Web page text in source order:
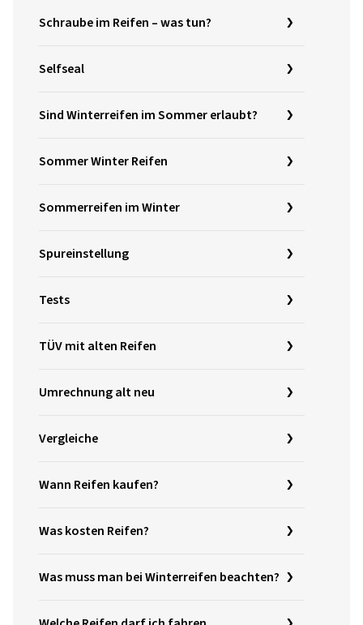
Schraube im Reifen – was tun?
Selfseal
Sind Winterreifen im Sommer erlaubt?
Sommer Winter Reifen
Sommerreifen im Winter
Spureinstellung
Tests
TÜV mit alten Reifen
Umrechnung alt neu
Vergleiche
Wann Reifen kaufen?
Was kosten Reifen?
Was muss man bei Winterreifen beachten?